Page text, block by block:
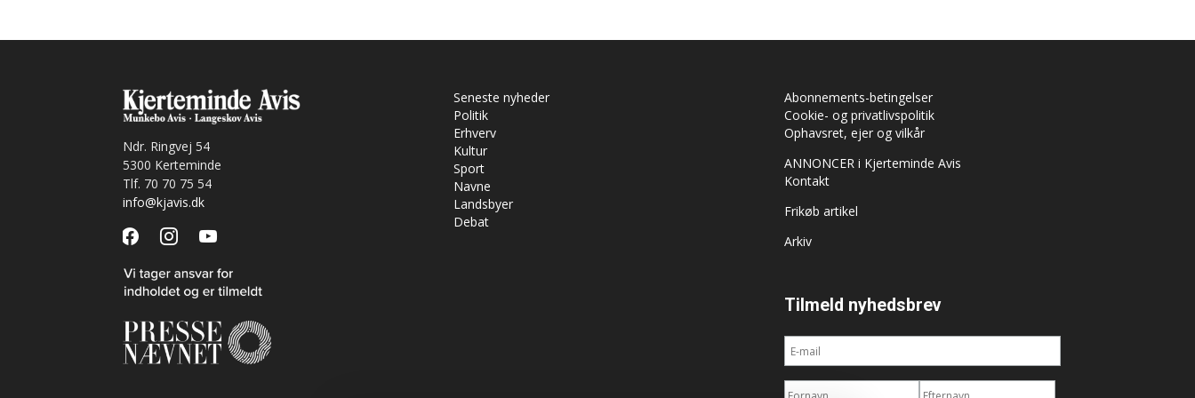
Ndr. Ringvej 54
5300 Kerteminde
Tlf. 70 70 75 54
info@kjavis.dk
facebookinstagramyoutube
Seneste nyheder
Politik
Erhverv
Kultur
Sport
Navne
Landsbyer
Debat
Abonnements-betingelser
Cookie- og privatlivspolitik
Ophavsret, ejer og vilkår
ANNONCER i Kjerteminde Avis
Kontakt
Frikøb artikel
Arkiv
Tilmeld nyhedsbrev